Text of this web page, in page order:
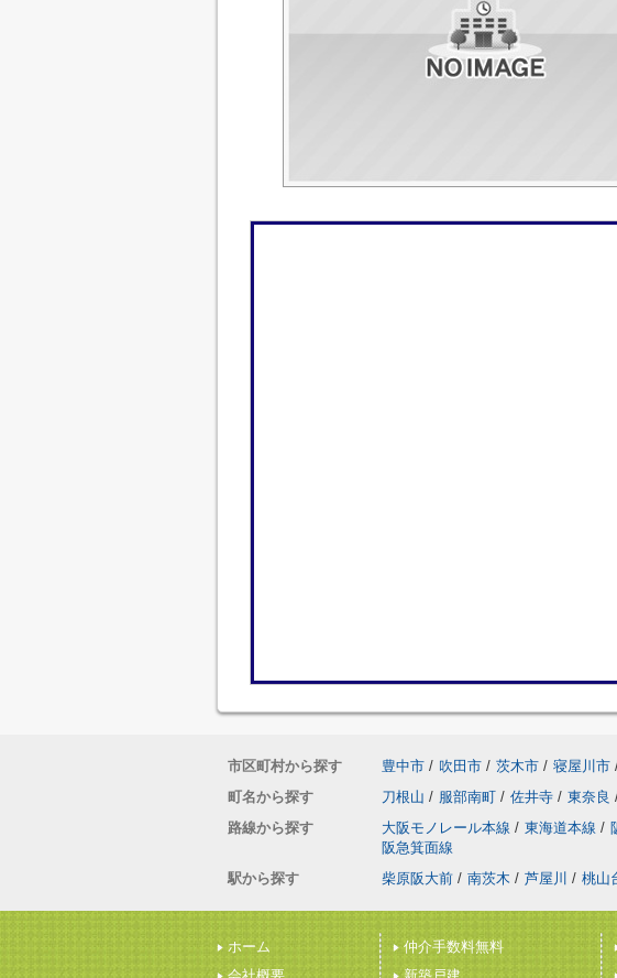
市区町村から探す 豊中市 / 吹田市 / 茨木市 / 寝屋川市
町名から探す
刀根山 / 服部南町 / 佐井寺 / 東奈良
路線から探す
大阪モノレール本線 / 東海道本線 /
阪急箕面線
駅から探す
柴原阪大前 / 南茨木 / 芦屋川 / 桃山
ホーム
仲介手数料無料